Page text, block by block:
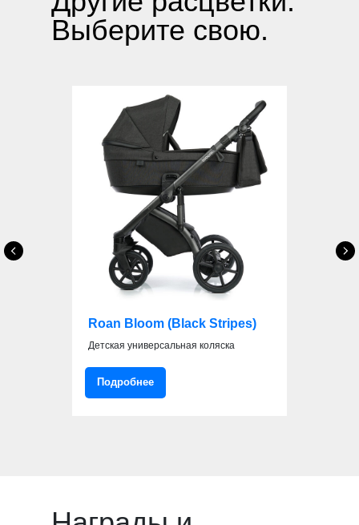
Выберите свою.
Roan Bloom (Black Stripes)
Детская универсальная коляска
Подробнее